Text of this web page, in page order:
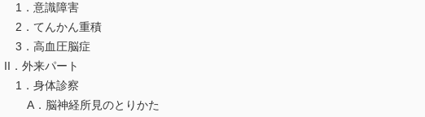
1．意識障害
2．てんかん重積
3．高血圧脳症
II．外来パート
1．身体診察
A．脳神経所見のとりかた